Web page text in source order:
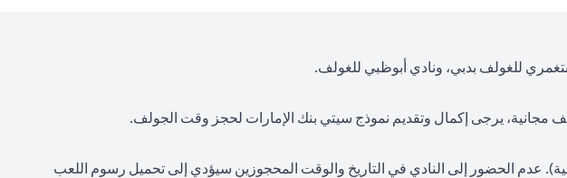
للغولف بدبي، ونادي أبوظبي للغولف.
مجانية، يرجى إكمال وتقديم نموذج سيتي بنك الإمارات لحجز وقت الجولف.
عدم الحضور إلى النادي في التاريخ والوقت المحجوزين سيؤدي إلى تحميل رسوم اللعب